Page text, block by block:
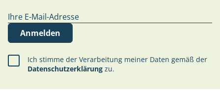
Anmelden
Ich stimme der Verarbeitung meiner Daten gemäß der
Datenschutzerklärung zu.